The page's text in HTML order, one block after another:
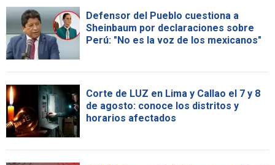
Defensor del Pueblo cuestiona a
Sheinbaum por declaraciones sobre
Perú: "No es la voz de los mexicanos"
Corte de LUZ en Lima y Callao el 7 y 8
de agosto: conoce los distritos y
horarios afectados